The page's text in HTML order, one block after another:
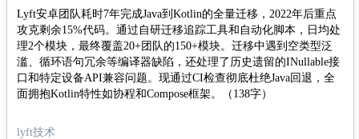
Lyft安卓团队耗时7年完成Java到Kotlin的全量迁移，2022年后重点
攻克剩余15%代码。通过自研迁移追踪工具和自动化脚本，日均处
理2个模块，最终覆盖20+团队的150+模块。迁移中遇到空类型泛
滥、循环语句冗余等编译器缺陷，还处理了历史遗留的INullable接
口和特定设备API兼容问题。现通过CI检查彻底杜绝Java回退，全
面拥抱Kotlin特性如协程和Compose框架。（138字）
lyft技术